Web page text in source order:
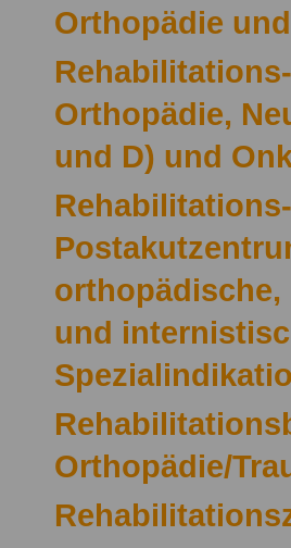
Orthopädie
Orthopädie,
und D) und
und
Orthopädie/